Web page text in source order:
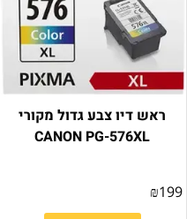
ראש דיו צבע גדול מקורי
CANON PG-576XL
₪199